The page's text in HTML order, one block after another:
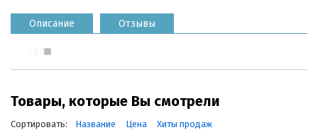
Описание Отзывы
Товары, которые Вы смотрели
Сортировать: Название Цена
Хиты продаж